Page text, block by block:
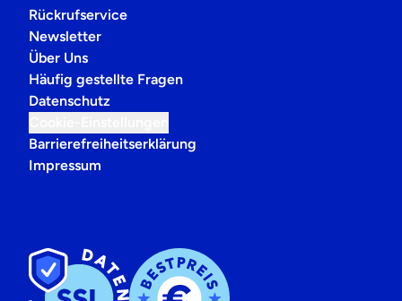
Rückrufservice
Newsletter
Über Uns
Häufig gestellte Fragen
Datenschutz
Barrierefreiheitserklärung
Impressum